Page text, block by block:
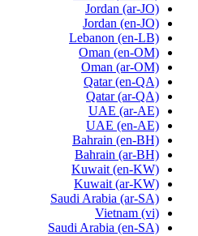
Jordan (ar-JO)
Jordan (en-JO)
Lebanon (en-LB)
Oman (en-OM)
Oman (ar-OM)
Qatar (en-QA)
Qatar (ar-QA)
UAE (ar-AE)
UAE (en-AE)
Bahrain (en-BH)
Bahrain (ar-BH)
Kuwait (en-KW)
Kuwait (ar-KW)
Saudi Arabia (ar-SA)
Vietnam (vi)
Saudi Arabia (en-SA)